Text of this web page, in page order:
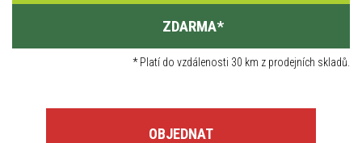
ZDARMA*
*Platí do vzdálenosti 30 km z prodejních skladů.
OBJEDNAT